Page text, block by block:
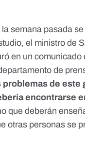
semana pasada
el ministro de
en un comunicado
de
problemas de este
encontrarse
que deberán
otras personas se